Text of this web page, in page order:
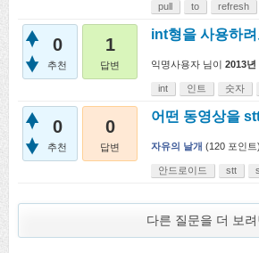
pull to refresh
0
추천
1
답변
int형을 사용하
익명사용자 님이 2013년
int 인트 숫자
0
추천
0
답변
어떤 동영상을
자유의 날개 (120 포인트)
안드로이드 stt
다른 질문을 더 보려